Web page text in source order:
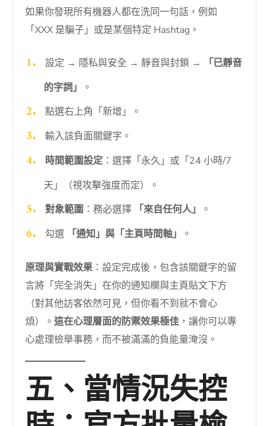
如果你發現所有機器人都在洗同一句話，例如
「XXX 是騙子」或是某個特定 Hashtag。
設定 → 隱私與安全 → 靜音與封鎖 →
「已靜音
的字詞」
。
點選右上角「新增」。
輸入該負面關鍵字。
時間範圍設定：選擇「永久」或「24 小時/7
天」（視攻擊強度而定）。
對象範圍 ：務必選擇 「來自任何人」
。
勾選
「通知」與「主頁時間軸」 。
原理與實戰效果 ：設定完成後，包含該關鍵字的留
言將「完全消失」在你的通知欄與主頁貼文下方
（對其他訪客依然可見，但你看不到就不會心
煩）。這在心理層面的防禦效果極佳 ，讓你可以專
心處理檢舉事務，而不被滿滿的負能量淹沒。
五、當情況失控